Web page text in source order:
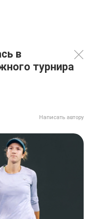
в
турнира
Написать автору